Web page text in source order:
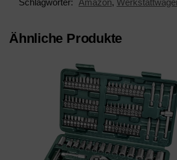
Schlagwörter:
Amazon,
Ähnliche Produkte